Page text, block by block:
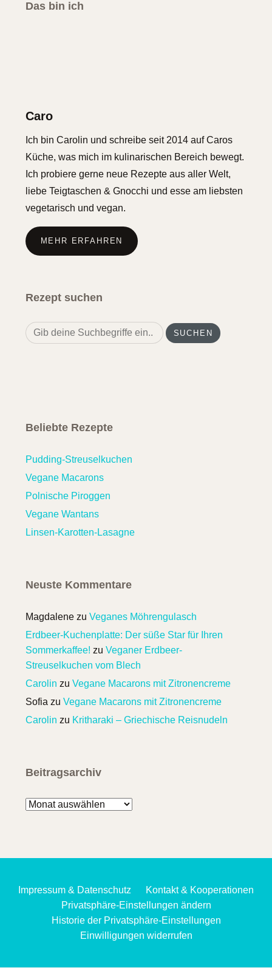
Das bin ich
Caro
Ich bin Carolin und schreibe seit 2014 auf Caros
Küche, was mich im kulinarischen Bereich bewegt.
Ich probiere gerne neue Rezepte aus aller Welt,
liebe Teigtaschen & Gnocchi und esse am liebsten
vegetarisch und vegan.
MEHR ERFAHREN
Rezept suchen
Search
for:
Beliebte Rezepte
Pudding-Streuselkuchen
Vegane Macarons
Polnische Piroggen
Vegane Wantans
Linsen-Karotten-Lasagne
Neuste Kommentare
Magdalenezu Veganes Möhrengulasch
Erdbeer-Kuchenplatte: Der süße Star für Ihren
Sommerkaffee! zu Veganer Erdbeer-
Streuselkuchen vom Blech
Carolin zu Vegane Macarons mit Zitronencreme
Sofia zu Vegane Macarons mit Zitronencreme
Carolin zu Kritharaki – Griechische Reisnudeln
Beitragsarchiv
Beitragsarchiv
Impressum & Datenschutz
Kontakt & Kooperationen
Privatsphäre-Einstellungen ändern
Historie der Privatsphäre-Einstellungen
Einwilligungen widerrufen